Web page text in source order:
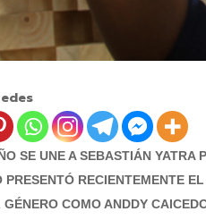
SE UNE A SEBASTIÁN
RECIENTEMENTE
GÉNERO COMO ANDDY